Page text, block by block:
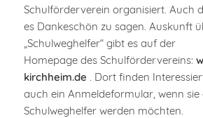
Schulförderverein organisiert. Auch
es Dankeschön zu sagen. Auskunft
„Schulweghelfer“ gibt es auf der
Homepage des Schulfördervereins:
kirchheim.de . Dort finden
auch ein Anmeldeformular, wenn sie
Schulweghelfer werden möchten.